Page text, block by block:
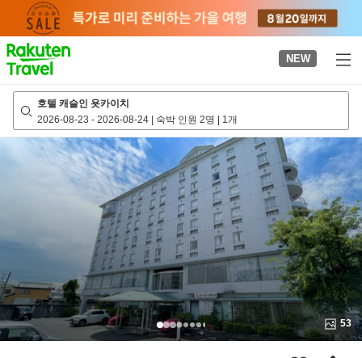
page
NEW
호텔 캐슬인 욧카이치
2026-08-23 - 2026-08-24 | 숙박 인원 2명 | 1개
53